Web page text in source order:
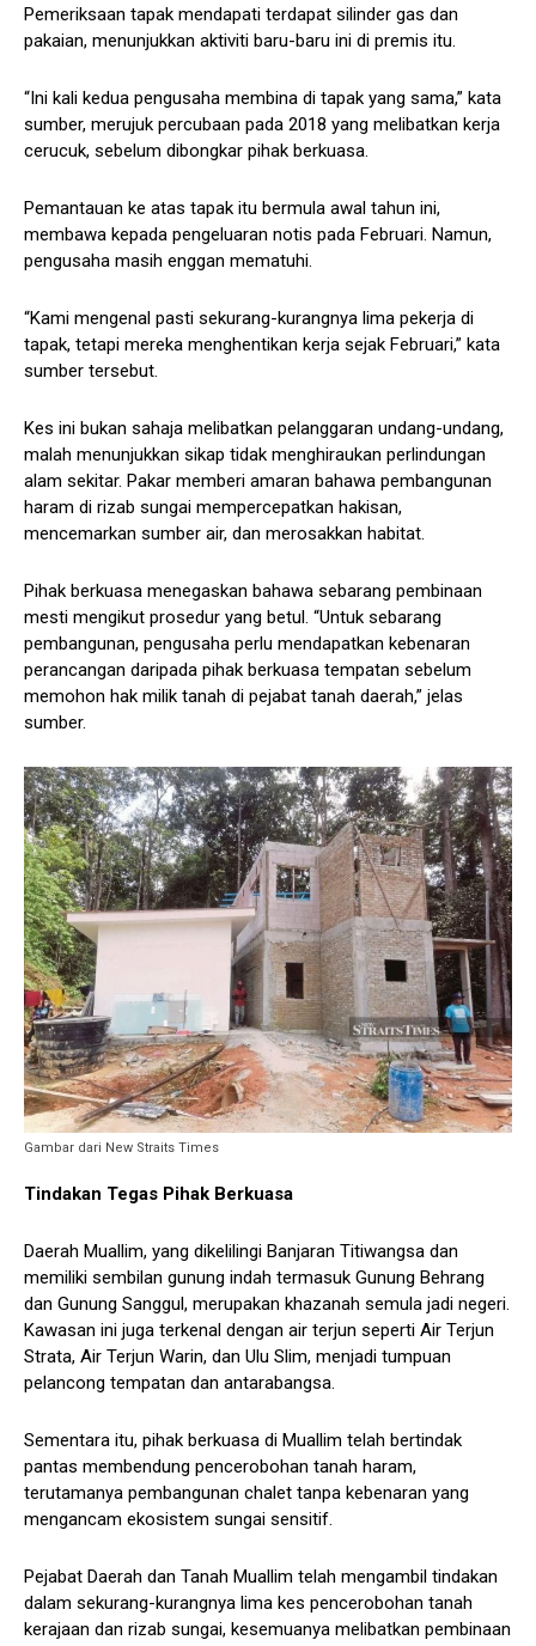
Pemeriksaan tapak mendapati terdapat silinder gas dan
pakaian, menunjukkan aktiviti baru-baru ini di premis itu.
“Ini kali kedua pengusaha membina di tapak yang sama,” kata
sumber, merujuk percubaan pada 2018 yang melibatkan kerja
cerucuk, sebelum dibongkar pihak berkuasa.
Pemantauan ke atas tapak itu bermula awal tahun ini,
membawa kepada pengeluaran notis pada Februari. Namun,
pengusaha masih enggan mematuhi.
“Kami mengenal pasti sekurang-kurangnya lima pekerja di
tapak, tetapi mereka menghentikan kerja sejak Februari,” kata
sumber tersebut.
Kes ini bukan sahaja melibatkan pelanggaran undang-undang,
malah menunjukkan sikap tidak menghiraukan perlindungan
alam sekitar. Pakar memberi amaran bahawa pembangunan
haram di rizab sungai mempercepatkan hakisan,
mencemarkan sumber air, dan merosakkan habitat.
Pihak berkuasa menegaskan bahawa sebarang pembinaan
mesti mengikut prosedur yang betul. “Untuk sebarang
pembangunan, pengusaha perlu mendapatkan kebenaran
perancangan daripada pihak berkuasa tempatan sebelum
memohon hak milik tanah di pejabat tanah daerah,” jelas
sumber.
Gambar dari New Straits Times
Tindakan Tegas Pihak Berkuasa
Daerah Muallim, yang dikelilingi Banjaran Titiwangsa dan
memiliki sembilan gunung indah termasuk Gunung Behrang
dan Gunung Sanggul, merupakan khazanah semula jadi negeri.
Kawasan ini juga terkenal dengan air terjun seperti Air Terjun
Strata, Air Terjun Warin, dan Ulu Slim, menjadi tumpuan
pelancong tempatan dan antarabangsa.
Sementara itu, pihak berkuasa di Muallim telah bertindak
pantas membendung pencerobohan tanah haram,
terutamanya pembangunan chalet tanpa kebenaran yang
mengancam ekosistem sungai sensitif.
Pejabat Daerah dan Tanah Muallim telah mengambil tindakan
dalam sekurang-kurangnya lima kes pencerobohan tanah
kerajaan dan rizab sungai, kesemuanya melibatkan pembinaan